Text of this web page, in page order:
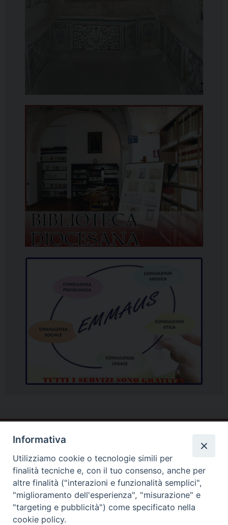
Informativa
Utilizziamo cookie o tecnologie simili per
finalità tecniche e, con il tuo consenso, anche per
altre finalità ("interazioni e funzionalità semplici",
"miglioramento dell'esperienza", "misurazione" e
"targeting e pubblicità") come specificato nella
cookie policy.